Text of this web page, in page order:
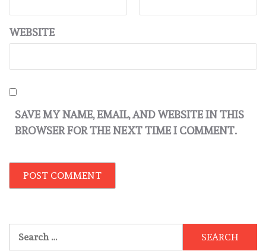
WEBSITE
SAVE MY NAME, EMAIL, AND WEBSITE IN THIS
BROWSER FOR THE NEXT TIME I COMMENT.
for: